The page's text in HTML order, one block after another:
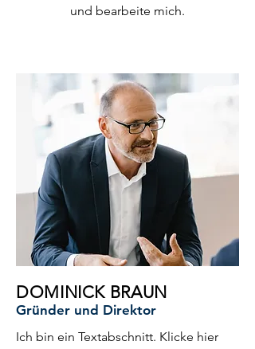
und bearbeite mich.
DOMINICK BRAUN
Gründer und Direktor
Ich bin ein Textabschnitt. Klicke hier